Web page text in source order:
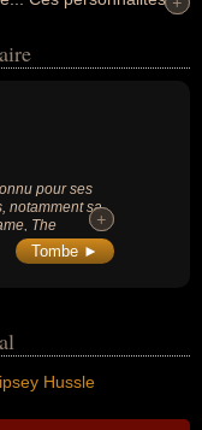
avoir été
pour ses
notamment sa
The
et
Z a acheté
+
+
Tombe ►
Hussle